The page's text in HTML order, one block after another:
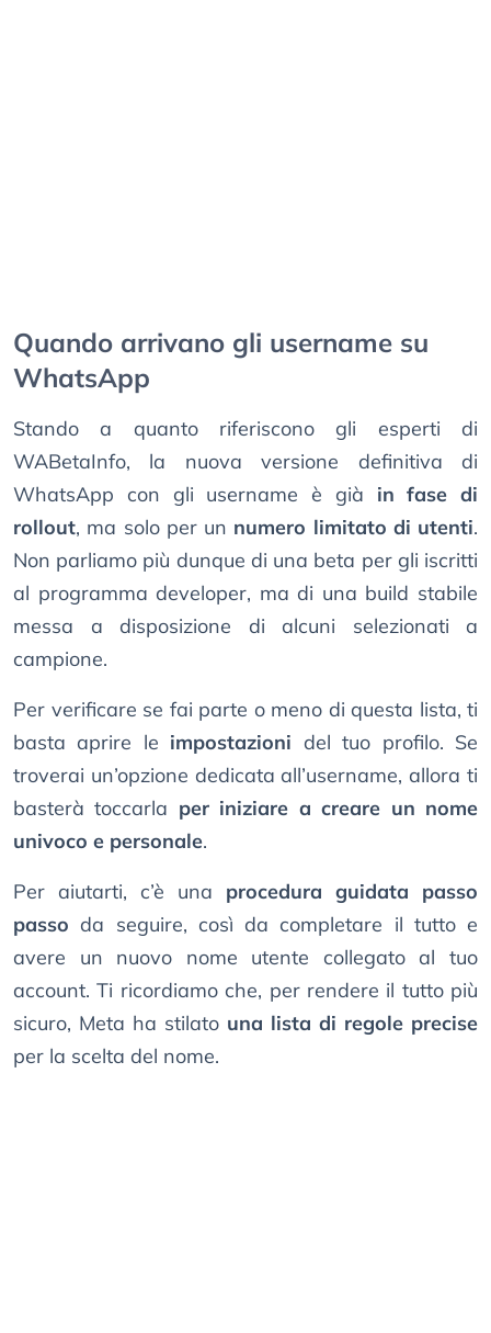
Quando arrivano gli username su
WhatsApp
Stando a quanto riferiscono gli esperti di
WABetaInfo, la nuova versione definitiva di
WhatsApp con gli username è già in fase di
rollout, ma solo per un numero limitato di utenti.
Non parliamo più dunque di una beta per gli iscritti
al programma developer, ma di una build stabile
messa a disposizione di alcuni selezionati a
campione.
Per verificare se fai parte o meno di questa lista, ti
basta aprire le impostazioni del tuo profilo. Se
troverai un’opzione dedicata all’username, allora ti
basterà toccarla per iniziare a creare un nome
univoco e personale.
Per aiutarti, c’è una procedura guidata passo
passo da seguire, così da completare il tutto e
avere un nuovo nome utente collegato al tuo
account. Ti ricordiamo che, per rendere il tutto più
sicuro, Meta ha stilato una lista di regole precise
per la scelta del nome.